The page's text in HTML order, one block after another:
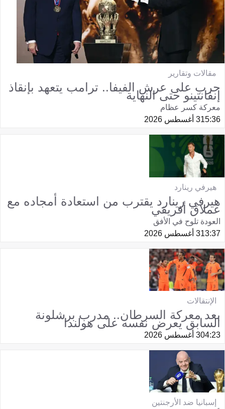
مقالات وتقارير
حرب على عرش الفيفا.. ترامب يتعهد بإنقاذ
إنفانتينو حتى النهاية
معركة كسر عظام
15:363 أغسطس 2026
هيرفي رينارد
هيرفي رينارد يقترب من استعادة أمجاده مع
عملاق أفريقي
العودة تلوح في الأفق
13:373 أغسطس 2026
الإنتقالات
بعد معركة السرطان.. مدرب برشلونة
السابق يعرض نفسه على هولندا
04:233 أغسطس 2026
إسبانيا ضد الأرجنتين